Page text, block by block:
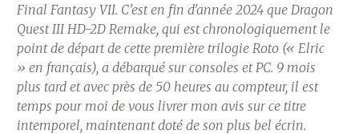
Final Fantasy VII. C'est en fin d'année 2024 que Dragon
Quest III HD-2D Remake, qui est chronologiquement le
point de départ de cette première trilogie Roto (« Elric
» en français), a débarqué sur consoles et PC. 9 mois
plus tard et avec près de 50 heures au compteur, il est
temps pour moi de vous livrer mon avis sur ce titre
intemporel, maintenant doté de son plus bel écrin.